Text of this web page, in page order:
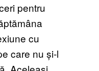
pentru
cu
care nu și-l